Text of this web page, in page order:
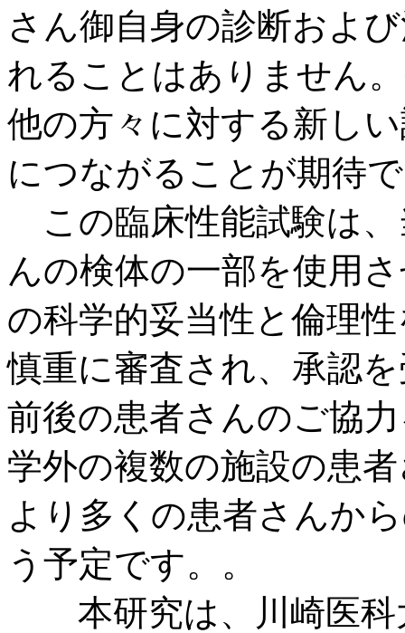
さん御自身の診断およ
れることはありません
他の方々に対する新し
につながることが期待
この臨床性能試験は
んの検体の一部を使用
の科学的妥当性と倫理
慎重に審査され、承認
前後の患者さんのご協
学外の複数の施設の患
より多くの患者さんか
う予定です。。
本研究は、川崎医科